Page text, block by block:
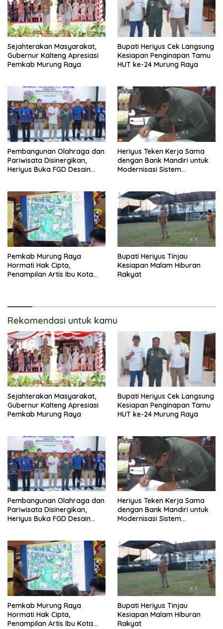
Sejahterakan Masyarakat,
Gubernur Kalteng Apresiasi
Pemkab Murung Raya
Bupati Heriyus Cek Langsung
Kesiapan Penginapan Tamu
HUT ke-24 Murung Raya
Pembangunan Olahraga dan
Pariwisata Disinergikan,
Heriyus Buka FGD Desain
Heriyus Teken Kerja Sama
dengan Bank Mandiri untuk
Modernisasi Sistem
Pemkab Murung Raya
Hormati Hak Cipta,
Penampilan Artis Ibu Kota
Bupati Heriyus Tinjau
Kesiapan Malam Hiburan
Rakyat
Rekomendasi untuk kamu
Sejahterakan Masyarakat,
Gubernur Kalteng Apresiasi
Pemkab Murung Raya
Bupati Heriyus Cek Langsung
Kesiapan Penginapan Tamu
HUT ke-24 Murung Raya
Pembangunan Olahraga dan
Pariwisata Disinergikan,
Heriyus Buka FGD Desain
Heriyus Teken Kerja Sama
dengan Bank Mandiri untuk
Modernisasi Sistem
Pemkab Murung Raya
Hormati Hak Cipta,
Penampilan Artis Ibu Kota
Bupati Heriyus Tinjau
Kesiapan Malam Hiburan
Rakyat